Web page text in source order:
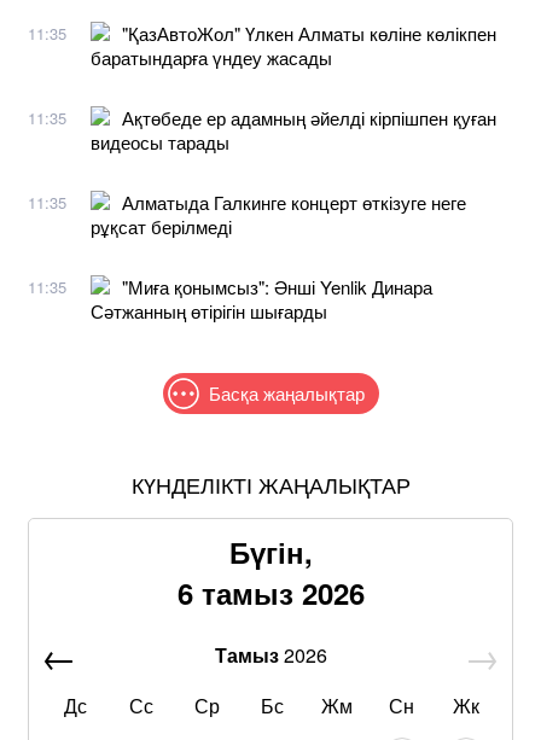
11:35
"ҚазАвтоЖол" Үлкен Алматы көліне көлікпен
баратындарға үндеу жасады
11:35
Ақтөбеде ер адамның әйелді кірпішпен қуған
видеосы тарады
11:35
Алматыда Галкинге концерт өткізуге неге
рұқсат берілмеді
11:35
"Миға қонымсыз": Әнші Yenlik Динара
Сәтжанның өтірігін шығарды
Басқа жаңалықтар
КҮНДЕЛІКТІ ЖАҢАЛЫҚТАР
Бүгін,
6 тамыз 2026
Тамыз2026
Дс
Сс Ср Бс Жм Сн Жк